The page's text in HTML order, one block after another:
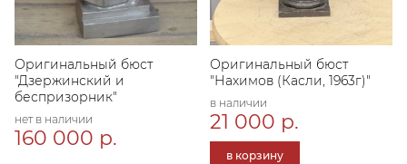
Оригинальный бюст
"Дзержинский и
беспризорник"
нет в наличии
160 000 р.
Оригинальный бюст
"Нахимов (Касли, 1963г)"
в наличии
21 000 р.
в корзину